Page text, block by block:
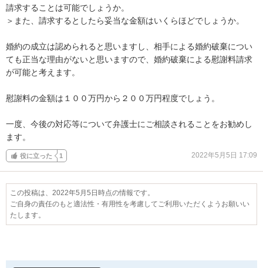
請求することは可能でしょうか。
＞また、請求するとしたら妥当な金額はいくらほどでしょうか。
婚約の成立は認められると思いますし、相手による婚約破棄につい
ても正当な理由がないと思いますので、婚約破棄による慰謝料請求
が可能と考えます。
慰謝料の金額は１００万円から２００万円程度でしょう。
一度、今後の対応等について弁護士にご相談されることをお勧めし
ます。
役に立った 1 2022年5月5日 17:09
この投稿は、2022年5月5日時点の情報です。
ご自身の責任のもと適法性・有用性を考慮してご利用いただくようお願いい
たします。